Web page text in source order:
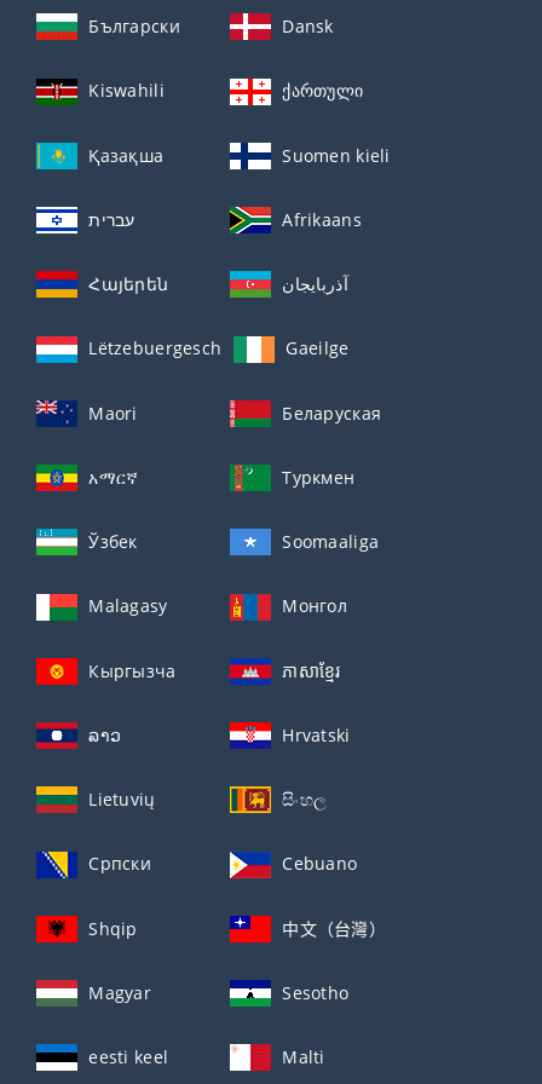
Български Dansk
Kiswahili ქართული
Қазақша Suomen kieli
עברית Afrikaans
Հայերեն آذربايجان
Lëtzebuergesch Gaeilge
Maori Беларуская
አማርኛ Туркмен
Ўзбек Soomaaliga
Malagasy Монгол
Кыргызча ភាសាខ្មែរ
ລາວ Hrvatski
Lietuvių සිංහල
Српски Cebuano
Shqip 中文（台灣）
Magyar Sesotho
eesti keel Malti